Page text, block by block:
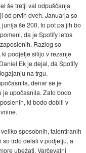
še tretji val odpuščanja
od prvih dveh. Januarja so
še 200, to pot pa jih bo
da je Spotify letos
Razlog so
ki podjetje silijo v rezanje
Ek je dejal, da Spotify
na trgu.
denar se je
je upočasnila. Zato bodo
ki bodo dobili v
sposobnih, talentiranih
trdo delali v podjetju, a
ubežati. Varčevalni